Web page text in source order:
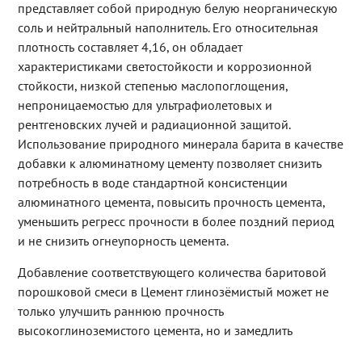
представляет собой природную белую неорганическую
соль и нейтральный наполнитель. Его относительная
плотность составляет 4,16, он обладает
характеристиками светостойкости и коррозионной
стойкости, низкой степенью маслопоглощения,
непроницаемостью для ультрафиолетовых и
рентгеновских лучей и радиационной защитой.
Использование природного минерала барита в качестве
добавки к алюминатному цементу позволяет снизить
потребность в воде стандартной консистенции
алюминатного цемента, повысить прочность цемента,
уменьшить регресс прочности в более поздний период
и не снизить огнеупорность цемента.
Добавление соответствующего количества баритовой
порошковой смеси в Цемент глинозёмистый может не
только улучшить раннюю прочность
высокоглиноземистого цемента, но и замедлить